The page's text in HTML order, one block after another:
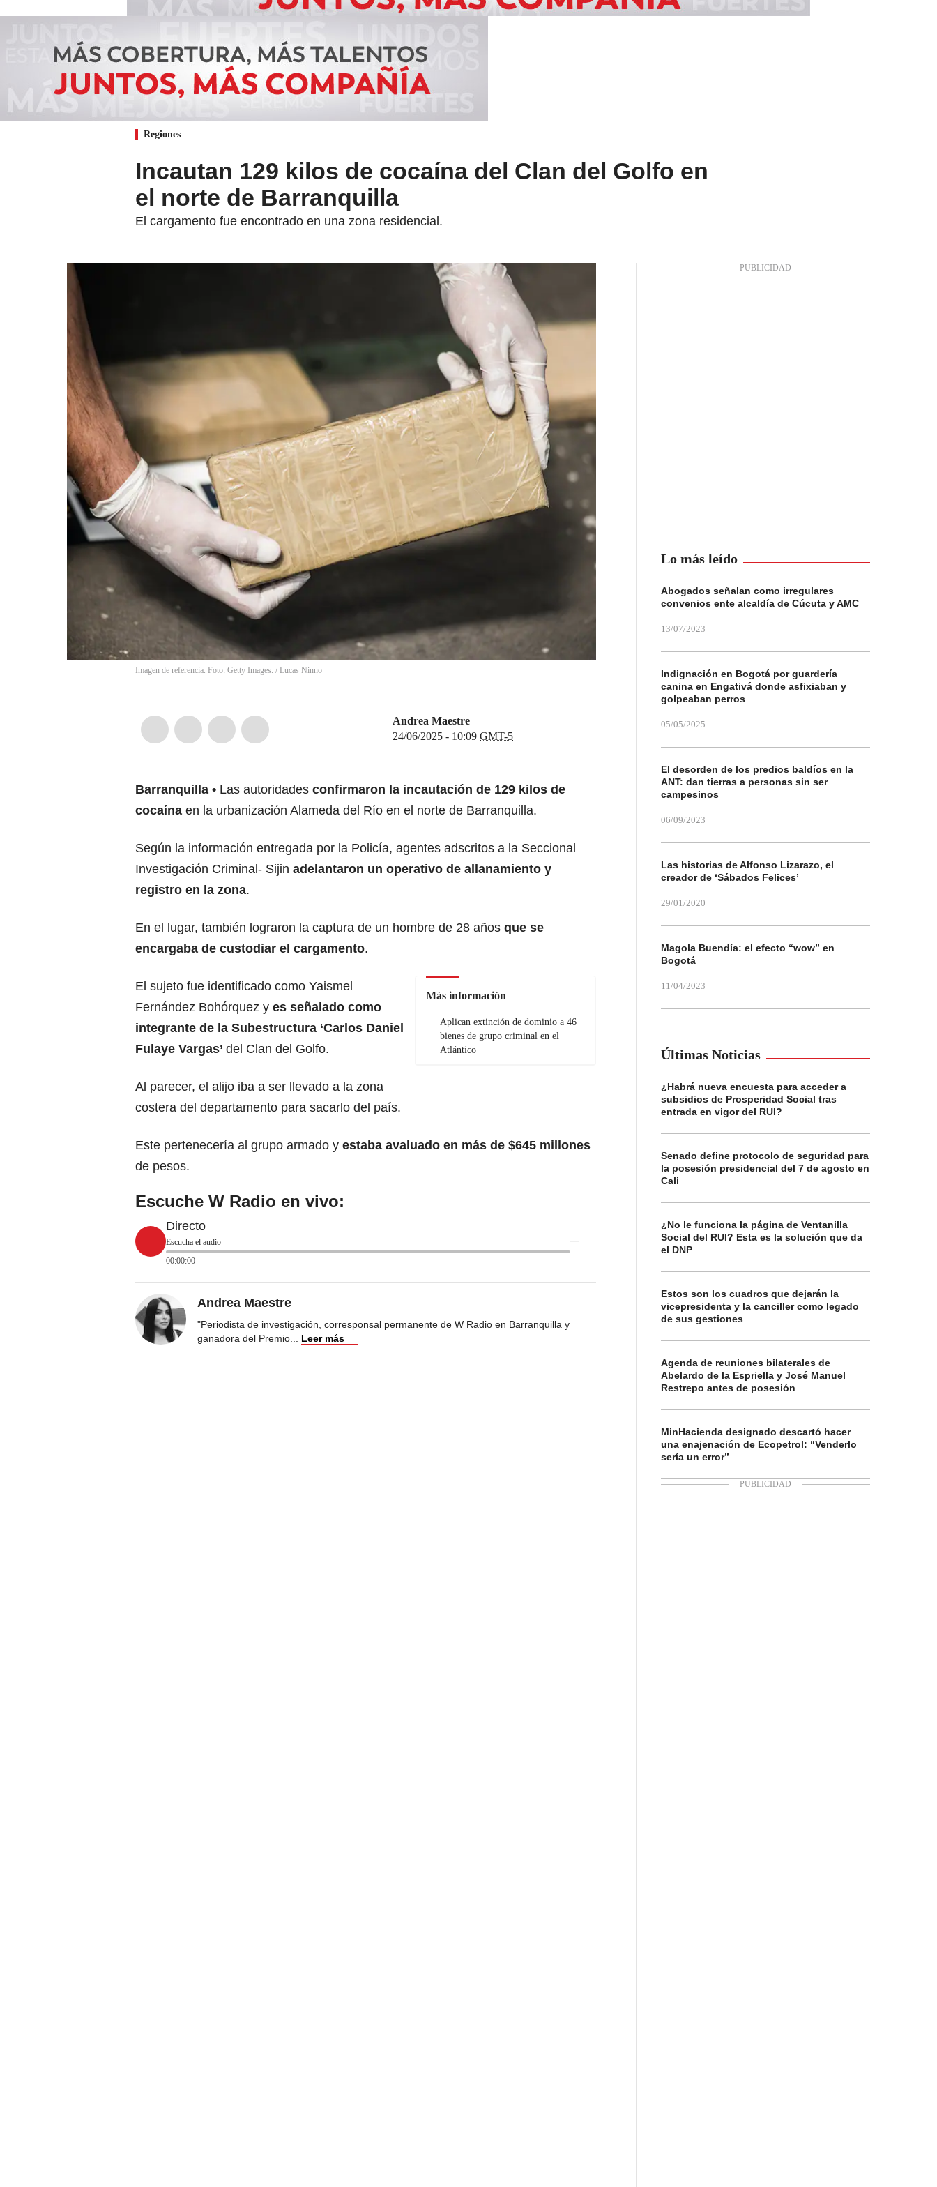
Regiones
Incautan 129 kilos de cocaína del Clan del Golfo en
el norte de Barranquilla
El cargamento fue encontrado en una zona residencial.
Imagen de referencia. Foto: Getty Images. / Lucas Ninno
Andrea Maestre
24/06/2025 - 10:09 GMT-5
Barranquilla Las autoridades confirmaron la incautación de 129 kilos de
cocaína en la urbanización Alameda del Río en el norte de Barranquilla.
Según la información entregada por la Policía, agentes adscritos a la Seccional
Investigación Criminal- Sijin adelantaron un operativo de allanamiento y
registro en la zona.
En el lugar, también lograron la captura de un hombre de 28 años que se
encargaba de custodiar el cargamento.
Más información
Aplican extinción de dominio a 46
bienes de grupo criminal en el
Atlántico
El sujeto fue identificado como Yaismel
Fernández Bohórquez y es señalado como
integrante de la Subestructura ‘Carlos Daniel
Fulaye Vargas’ del Clan del Golfo.
Al parecer, el alijo iba a ser llevado a la zona
costera del departamento para sacarlo del país.
Este pertenecería al grupo armado y estaba avaluado en más de $645 millones
de pesos.
Escuche W Radio en vivo:
Directo
Escucha el audio
00:00:00
Andrea Maestre
"Periodista de investigación, corresponsal permanente de W Radio en Barranquilla y
ganadora del Premio... Leer más
Lo más leído
Abogados señalan como irregulares
convenios ente alcaldía de Cúcuta y AMC
13/07/2023
Indignación en Bogotá por guardería
canina en Engativá donde asfixiaban y
golpeaban perros
05/05/2025
El desorden de los predios baldíos en la
ANT: dan tierras a personas sin ser
campesinos
06/09/2023
Las historias de Alfonso Lizarazo, el
creador de ‘Sábados Felices’
29/01/2020
Magola Buendía: el efecto “wow” en
Bogotá
11/04/2023
Últimas Noticias
¿Habrá nueva encuesta para acceder a
subsidios de Prosperidad Social tras
entrada en vigor del RUI?
Senado define protocolo de seguridad para
la posesión presidencial del 7 de agosto en
Cali
¿No le funciona la página de Ventanilla
Social del RUI? Esta es la solución que da
el DNP
Estos son los cuadros que dejarán la
vicepresidenta y la canciller como legado
de sus gestiones
Agenda de reuniones bilaterales de
Abelardo de la Espriella y José Manuel
Restrepo antes de posesión
MinHacienda designado descartó hacer
una enajenación de Ecopetrol: “Venderlo
sería un error”